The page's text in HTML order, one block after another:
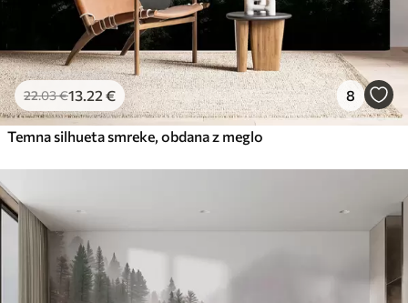
22.03€13 .22 € 8
Temna silhueta smreke, obdana z meglo